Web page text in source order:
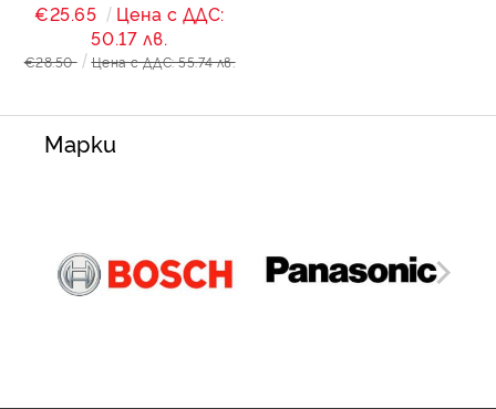
€25.65
Цена с ДДС:
50.17 лв.
€28.50 Цена с ДДС: 55.74 лв.
Марки